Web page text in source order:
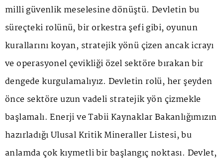
milli güvenlik meselesine dönüştü. Devletin bu
süreçteki rolünü, bir orkestra şefi gibi, oyunun
kurallarını koyan, stratejik yönü çizen ancak icrayı
ve operasyonel çevikliği özel sektöre bırakan bir
dengede kurgulamalıyız. Devletin rolü, her şeyden
önce sektöre uzun vadeli stratejik yön çizmekle
başlamalı. Enerji ve Tabii Kaynaklar Bakanlığımızın
hazırladığı Ulusal Kritik Mineraller Listesi, bu
anlamda çok kıymetli bir başlangıç noktası. Devlet,